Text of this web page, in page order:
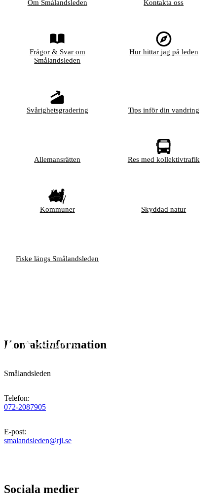
Om Smålandsleden Kontakta oss
Frågor & Svar om
Smålandsleden
Hur hittar jag på leden
Svårighetsgradering Tips inför din vandring
Allemansrätten Res med kollektivtrafik
Kommuner Skyddad natur
Fiske längs Smålandsleden
Kontaktinformation
Smålandsleden
Telefon:
072-2087905
E-post:
smalandsleden@rjl.se
Sociala medier